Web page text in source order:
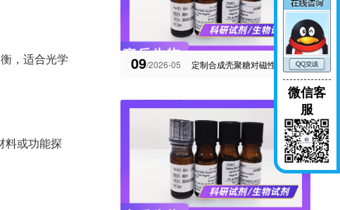
，适合光学
料或功能探
09/2026-05
微信客
服